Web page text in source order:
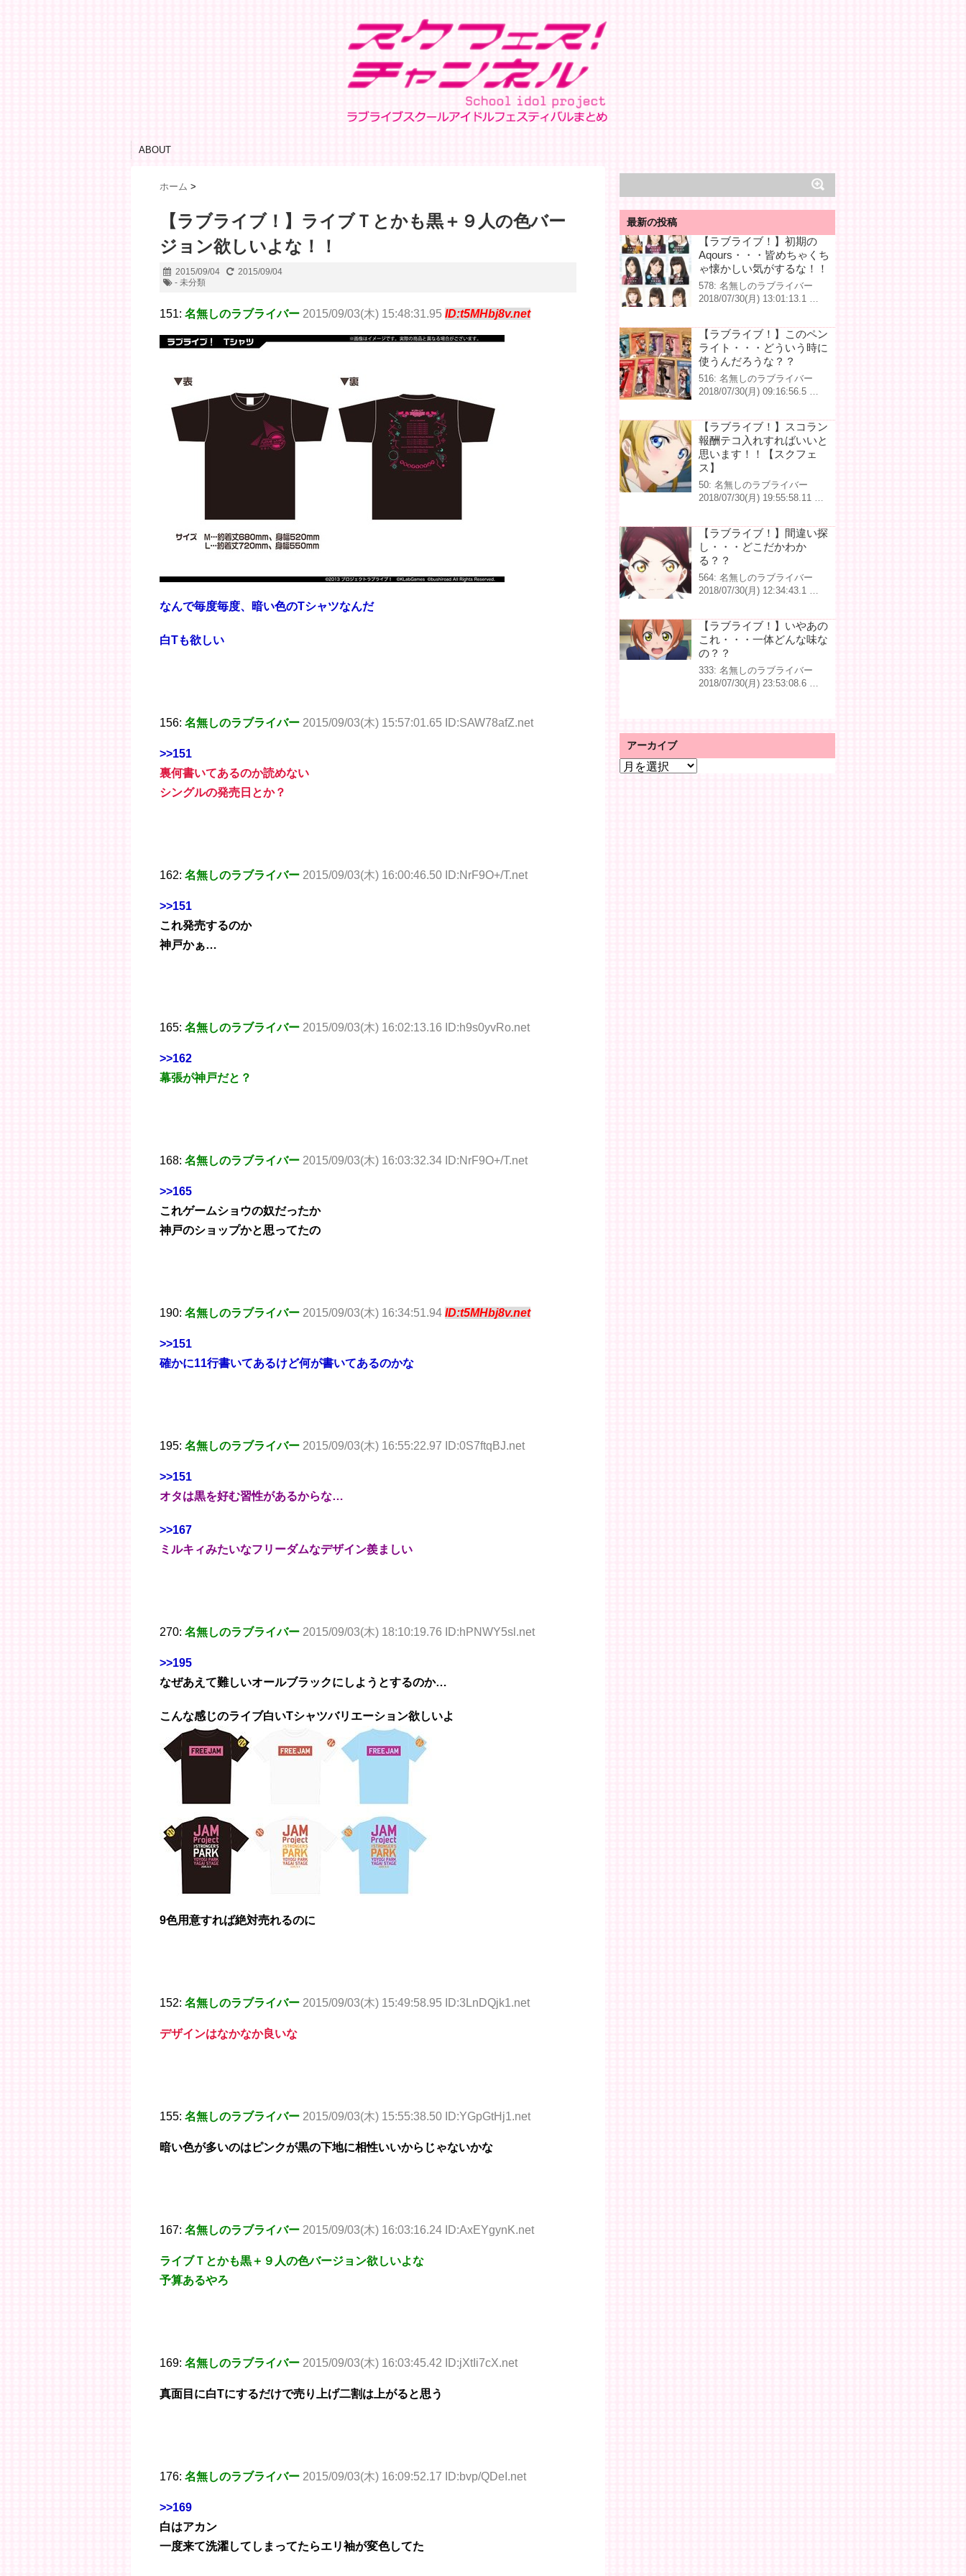
ABOUT
ホーム >
【ラブライブ！】ライブＴとかも黒＋９人の色バー
ジョン欲しいよな！！
2015/09/04
2015/09/04
- 未分類
151: 名無しのラブライバー 2015/09/03(木) 15:48:31.95 ID:t5MHbj8v.net
なんで毎度毎度、暗い色のTシャツなんだ
白Tも欲しい
156: 名無しのラブライバー 2015/09/03(木) 15:57:01.65 ID:SAW78afZ.net
>>151
裏何書いてあるのか読めない
シングルの発売日とか？
162: 名無しのラブライバー 2015/09/03(木) 16:00:46.50 ID:NrF9O+/T.net
>>151
これ発売するのか
神戸かぁ…
165: 名無しのラブライバー 2015/09/03(木) 16:02:13.16 ID:h9s0yvRo.net
>>162
幕張が神戸だと？
168: 名無しのラブライバー 2015/09/03(木) 16:03:32.34 ID:NrF9O+/T.net
>>165
これゲームショウの奴だったか
神戸のショップかと思ってたの
190: 名無しのラブライバー 2015/09/03(木) 16:34:51.94 ID:t5MHbj8v.net
>>151
確かに11行書いてあるけど何が書いてあるのかな
195: 名無しのラブライバー 2015/09/03(木) 16:55:22.97 ID:0S7ftqBJ.net
>>151
オタは黒を好む習性があるからな…
>>167
ミルキィみたいなフリーダムなデザイン羨ましい
270: 名無しのラブライバー 2015/09/03(木) 18:10:19.76 ID:hPNWY5sl.net
>>195
なぜあえて難しいオールブラックにしようとするのか…
こんな感じのライブ白いTシャツバリエーション欲しいよ
9色用意すれば絶対売れるのに
152: 名無しのラブライバー 2015/09/03(木) 15:49:58.95 ID:3LnDQjk1.net
デザインはなかなか良いな
155: 名無しのラブライバー 2015/09/03(木) 15:55:38.50 ID:YGpGtHj1.net
暗い色が多いのはピンクが黒の下地に相性いいからじゃないかな
167: 名無しのラブライバー 2015/09/03(木) 16:03:16.24 ID:AxEYgynK.net
ライブＴとかも黒＋９人の色バージョン欲しいよな
予算あるやろ
169: 名無しのラブライバー 2015/09/03(木) 16:03:45.42 ID:jXtIi7cX.net
真面目に白Tにするだけで売り上げ二割は上がると思う
176: 名無しのラブライバー 2015/09/03(木) 16:09:52.17 ID:bvp/QDeI.net
>>169
白はアカン
一度来て洗濯してしまってたらエリ袖が変色してた
最新の投稿
【ラブライブ！】初期の
Aqours・・・皆めちゃくち
ゃ懐かしい気がするな！！
578: 名無しのラブライバー
2018/07/30(月) 13:01:13.1 …
【ラブライブ！】このペン
ライト・・・どういう時に
使うんだろうな？？
516: 名無しのラブライバー
2018/07/30(月) 09:16:56.5 …
【ラブライブ！】スコラン
報酬テコ入れすればいいと
思います！！【スクフェ
ス】
50: 名無しのラブライバー
2018/07/30(月) 19:55:58.11 …
【ラブライブ！】間違い探
し・・・どこだかわか
る？？
564: 名無しのラブライバー
2018/07/30(月) 12:34:43.1 …
【ラブライブ！】いやあの
これ・・・一体どんな味な
の？？
333: 名無しのラブライバー
2018/07/30(月) 23:53:08.6 …
アーカイブ
ア